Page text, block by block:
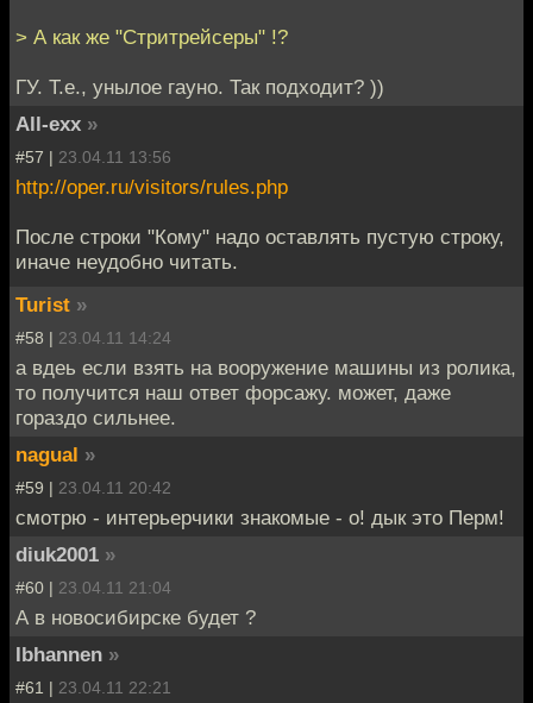
> А как же "Стритрейсеры" !?
ГУ. Т.е., унылое гауно. Так подходит? ))
All-exx »
#57 | 23.04.11 13:56
http://oper.ru/visitors/rules.php
После строки "Кому" надо оставлять пустую строку,
иначе неудобно читать.
Turist »
#58 | 23.04.11 14:24
а вдеь если взять на вооружение машины из ролика,
то получится наш ответ форсажу. может, даже
гораздо сильнее.
nagual »
#59 | 23.04.11 20:42
смотрю - интерьерчики знакомые - о! дык это Перм!
diuk2001 »
#60 | 23.04.11 21:04
А в новосибирске будет ?
Ibhannen »
#61 | 23.04.11 22:21